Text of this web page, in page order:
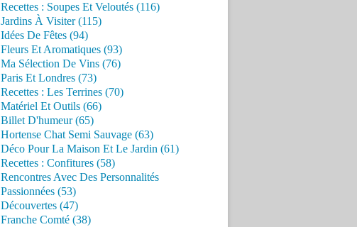
Recettes : Soupes Et Veloutés (116)
Jardins À Visiter (115)
Idées De Fêtes (94)
Fleurs Et Aromatiques (93)
Ma Sélection De Vins (76)
Paris Et Londres (73)
Recettes : Les Terrines (70)
Matériel Et Outils (66)
Billet D'humeur (65)
Hortense Chat Semi Sauvage (63)
Déco Pour La Maison Et Le Jardin (61)
Recettes : Confitures (58)
Rencontres Avec Des Personnalités
Passionnées (53)
Découvertes (47)
Franche Comté (38)